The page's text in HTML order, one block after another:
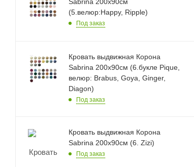
(5.велюр:Happy, Ripple)
Под заказ
Кровать выдвижная Корона
Sabrina 200х90см (6.букле Pique,
велюр: Brabus, Goya, Ginger,
Diagon)
Под заказ
Кровать выдвижная Корона
Sabrina 200х90см (6. Zizi)
Под заказ